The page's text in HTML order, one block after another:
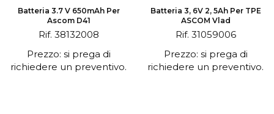
Batteria 3.7 V 650mAh Per
Ascom D41
Rif. 38132008
Prezzo: si prega di
richiedere un preventivo.
Batteria 3, 6V 2, 5Ah Per TPE
ASCOM Vlad
Rif. 31059006
Prezzo: si prega di
richiedere un preventivo.